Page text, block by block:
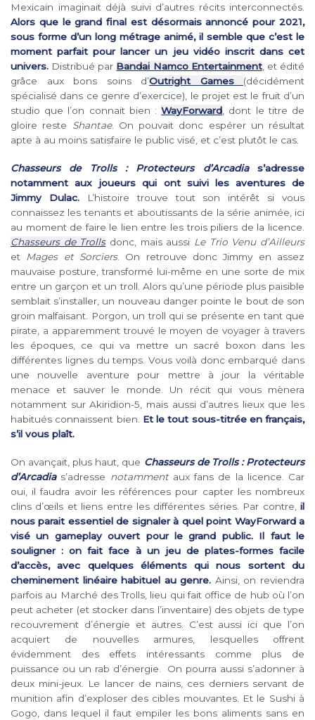
Mexicain imaginait déjà suivi d’autres récits interconnectés.
Alors que le grand final est désormais annoncé pour 2021,
sous forme d’un long métrage animé, il semble que c’est le
moment parfait pour lancer un jeu vidéo inscrit dans cet
univers. Distribué par Bandai Namco Entertainment, et édité
grâce aux bons soins d’Outright Games (décidément
spécialisé dans ce genre d’exercice), le projet est le fruit d’un
studio que l’on connait bien :WayForward , dont le titre de
gloire reste Shantae. On pouvait donc espérer un résultat
apte à au moins satisfaire le public visé, et c’est plutôt le cas.
Chasseurs de Trolls : Protecteurs d’Arcadias’adresse
notamment aux joueurs qui ont suivi les aventures de
Jimmy Dulac.L’histoire trouve tout son intérêt si vous
connaissez les tenants et aboutissants de la série animée, ici
au moment de faire le lien entre les trois piliers de la licence.
Chasseurs de Trollsdonc, mais aussi Le Trio Venu d’Ailleurs
et
Mages et Sorciers. On retrouve donc Jimmy en assez
mauvaise posture, transformé lui-même en une sorte de mix
entre un garçon et un troll. Alors qu’une période plus paisible
semblait s’installer, un nouveau danger pointe le bout de son
groin malfaisant. Porgon, un troll qui se présente en tant que
pirate, a apparemment trouvé le moyen de voyager à travers
les époques, ce qui va mettre un sacré boxon dans les
différentes lignes du temps. Vous voilà donc embarqué dans
une nouvelle aventure pour mettre à jour la véritable
menace et sauver le monde. Un récit qui vous mènera
notamment sur Akiridion-5, mais aussi d’autres lieux que les
habitués connaissent bien. Et le tout sous-titrée en français,
s’il vous plaît.
On avançait, plus haut, que Chasseurs de Trolls : Protecteurs
d’Arcadias’adresse notammentaux fans de la licence. Car
oui, il faudra avoir les références pour capter les nombreux
clins d’œils et liens entre les différentes séries. Par contre, il
nous parait essentiel de signaler à quel point WayForward a
visé un gameplay ouvert pour le grand public. Il faut le
souligner : on fait face à un jeu de plates-formes facile
d’accès, avec quelques éléments qui nous sortent du
cheminement linéaire habituel au genre. Ainsi, on reviendra
parfois au Marché des Trolls, lieu qui fait office de hub où l’on
peut acheter (et stocker dans l’inventaire) des objets de type
recouvrement d’énergie et autres. C’est aussi ici que l’on
acquiert de nouvelles armures, lesquelles offrent
évidemment des effets intéressants comme plus de
puissance ou un rab d’énergie. On pourra aussi s’adonner à
deux mini-jeux. Le lancer de nains, ces derniers servant de
munition afin d’exploser des cibles mouvantes. Et le Sushi à
Gogo, dans lequel il faut empiler les bons aliments sans en